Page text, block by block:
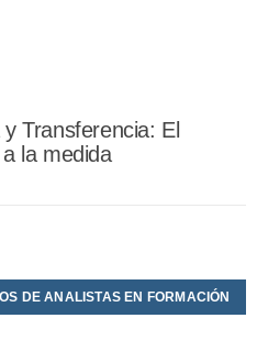
Transferencia: El
la medida
DE ANALISTAS EN FORMACIÓN